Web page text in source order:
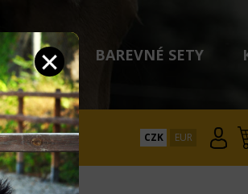
SLEVY BAREVNÉ SETY
CZK EUR